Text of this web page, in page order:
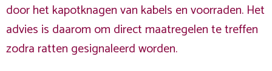
door het kapotknagen van kabels en voorraden. Het
advies is daarom om direct maatregelen te treffen
zodra ratten gesignaleerd worden.